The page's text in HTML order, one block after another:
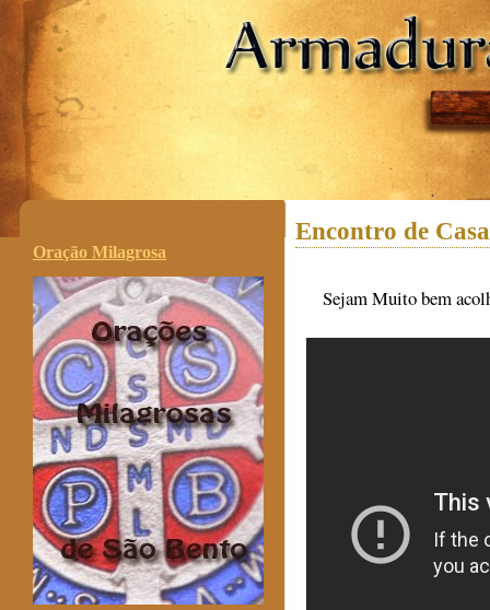
.
Oração Milagrosa
Encontro de
Sejam Muito bem